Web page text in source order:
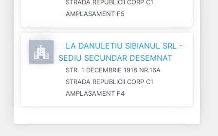
STRADA REPUBLICII CORP C1
AMPLASAMENT F5
LA DANULETIU SIBIANUL SRL -
SEDIU SECUNDAR DESEMNAT
STR. 1 DECEMBRIE 1918 NR.16A
STRADA REPUBLICII CORP C1
AMPLASAMENT F4